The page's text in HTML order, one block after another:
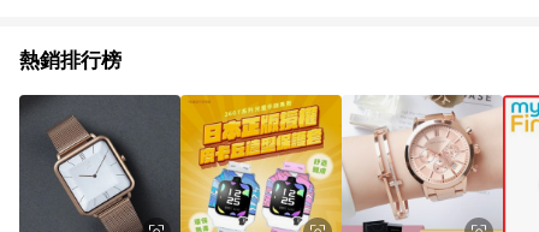
熱銷排行榜